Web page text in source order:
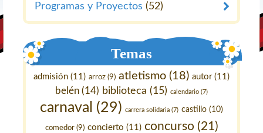
Programas y Proyectos (52)
Temas
admisión (11) arroz (9) atletismo (18) autor(11)
belén (14) biblioteca (15) calendario (7)
carnaval (29) carrera solidaria (7) castillo (10)
comedor(9) concierto (11) concurso (21)